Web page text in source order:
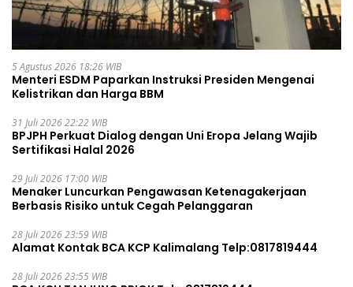
5 Agustus 2026 18:26 WIB
Menteri ESDM Paparkan Instruksi Presiden Mengenai
Kelistrikan dan Harga BBM
31 Juli 2026 22:22 WIB
BPJPH Perkuat Dialog dengan Uni Eropa Jelang Wajib
Sertifikasi Halal 2026
29 Juli 2026 17:00 WIB
Menaker Luncurkan Pengawasan Ketenagakerjaan
Berbasis Risiko untuk Cegah Pelanggaran
28 Juli 2026 23:59 WIB
Alamat Kontak BCA KCP Kalimalang Telp:0817819444
28 Juli 2026 23:55 WIB